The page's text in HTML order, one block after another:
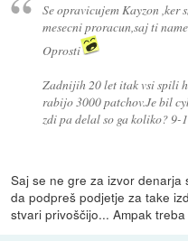
Se opravicujem Kayzon
mesecni proracun,saj ti
Oprosti
Zadnijih 20 let itak vsi spili
rabijo 3000 patchov.Je bil
zdi pa delal so ga koliko? 9-
Saj se ne gre za izvor denarja
da podpreš podjetje za take
stvari privoščijo... Ampak